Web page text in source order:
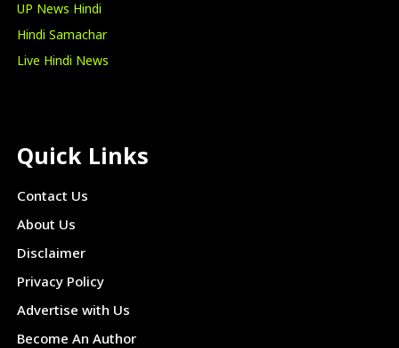
UP News Hindi
Hindi Samachar
Live Hindi News
Quick Links
Contact Us
About Us
Disclaimer
Privacy Policy
Advertise with Us
Become An Author